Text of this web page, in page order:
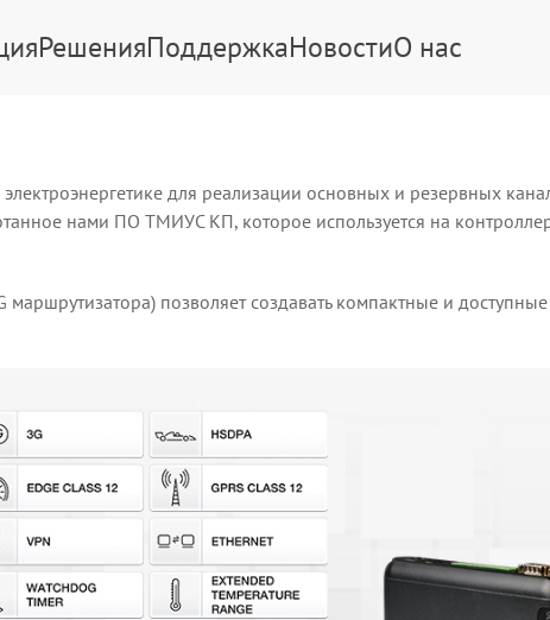
РешенияПоддержкаНовостиО нас
для реализации основных и резервных
нами ПО ТМИУС КП, которое используется на
позволяет создавать компактные и